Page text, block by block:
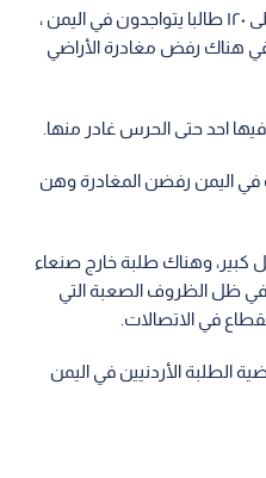
وأوضح محمود أن هناك ما بين ١٠٠الى ١٢٠ طالبا يتواجدون في اليمن ،
هناك رفض مغادرة الأراضي
احد حتى الحرس غادر منها.
اردنيات في اليمن رفضن المغادرة وهن
كبير، وهناك طلبة خارج صنعاء
ظل الظروف الصعبة التي
في الاتصالات.
الطلبة الأردنيين في اليمن